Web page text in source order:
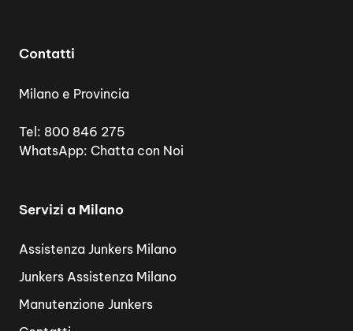
Contatti
Milano e Provincia
Tel: 800 846 275
WhatsApp: Chatta con Noi
Servizi a Milano
Assistenza Junkers Milano
Junkers Assistenza Milano
Manutenzione Junkers